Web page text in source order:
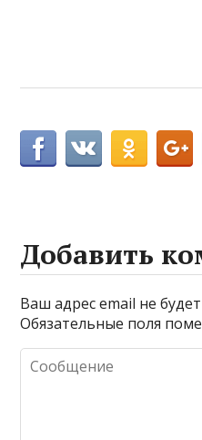
Добавить
Ваш адрес email не
Обязательные поля